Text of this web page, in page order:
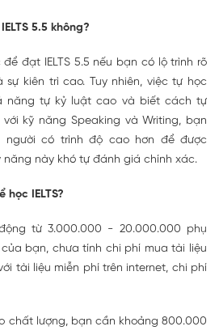
5.5 không?
đạt IELTS 5.5 nếu bạn có lộ trình rõ
kiên trì cao. Tuy nhiên, việc tự học
năng tự kỷ luật cao và biết cách tự
kỹ năng Speaking và Writing, bạn
người có trình độ cao hơn để được
này khó tự đánh giá chính xác.
học IELTS?
từ 3.000.000 - 20.000.000 phụ
bạn, chưa tính chi phí mua tài liệu
tài liệu miễn phí trên internet, chi phí
chất lượng, bạn cần khoảng 800.000